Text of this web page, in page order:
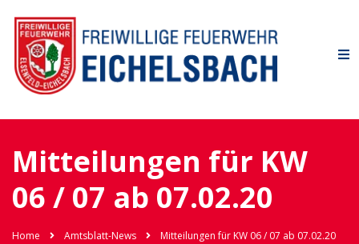
Mitteilungen für KW
06 / 07 ab 07.02.20
Home Amtsblatt-News Mitteilungen für KW 06 / 07 ab 07.02.20